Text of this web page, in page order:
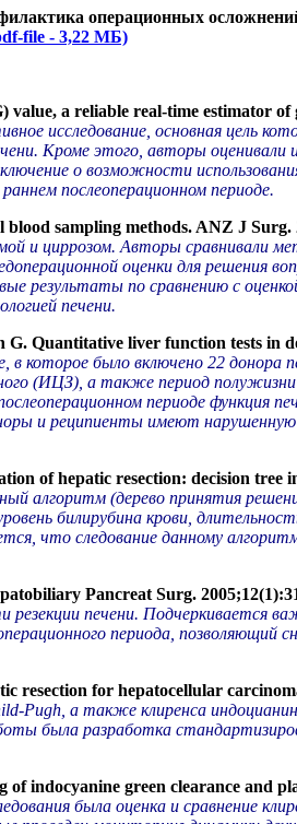
операционных
file - 3,22 МБ)
a reliable real-time estimator
исследование, основная цель
Кроме этого, авторы
о возможности
послеоперационном периоде.
sampling methods. ANZ J Surg.
и циррозом. Авторы сравнивали
оценки для решения
результаты по сравнению с
печени.
Quantitative liver function tests in
в которое было включено 22
(ИЦЗ), а также период
периоде функция
и реципиенты имеют нарушенную
of hepatic resection: decision
алгоритм (дерево принятия
билирубина крови,
что следование данному
Pancreat Surg.
печени. Подчеркивается
периода, позволяющий
for hepatocellular
а также клиренса
была разработка
indocyanine green clearance and
была оценка и сравнение